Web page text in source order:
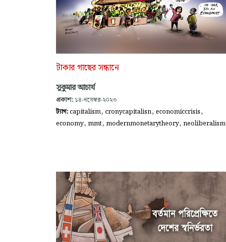
টাকার গাছের সন্ধানে
সুকুমার আচার্য
প্রকাশ: ১৪-নভেম্বর-২০২৩
ট্যাগ:capitalism, cronycapitalisn, economiccrisis,
economy, mmt, modernmonetarytheory, neoliberalism